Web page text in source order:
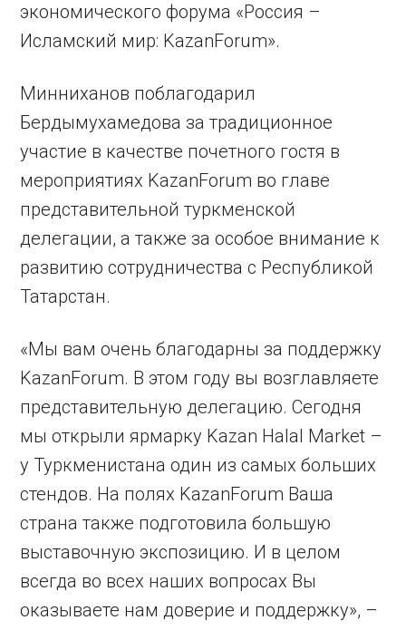
экономического форума «Россия –
Исламский мир: KazanForum».
Минниханов поблагодарил
Бердымухамедова за традиционное
участие в качестве почетного гостя в
мероприятиях KazanForum во главе
представительной туркменской
делегации, а также за особое внимание к
развитию сотрудничества с Республикой
Татарстан.
«Мы вам очень благодарны за поддержку
KazanForum. В этом году вы возглавляете
представительную делегацию. Сегодня
мы открыли ярмарку Kazan Halal Market –
у Туркменистана один из самых больших
стендов. На полях KazanForum Ваша
страна также подготовила большую
выставочную экспозицию. И в целом
всегда во всех наших вопросах Вы
оказываете нам доверие и поддержку», –